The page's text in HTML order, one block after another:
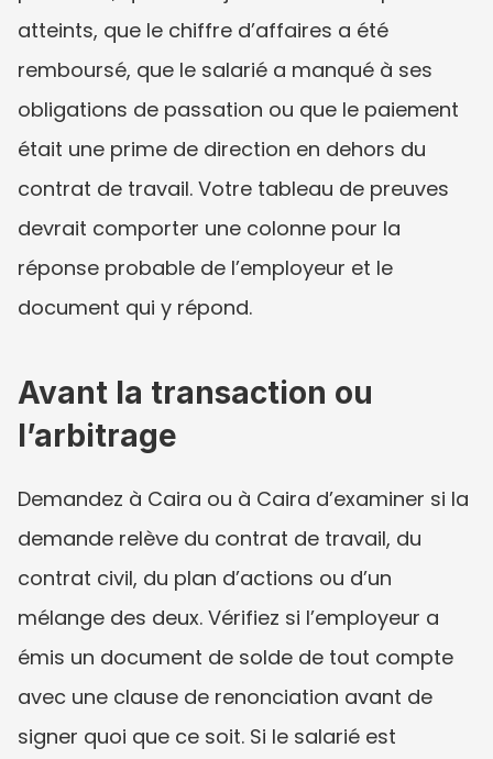
atteints, que le chiffre d’affaires a été
remboursé, que le salarié a manqué à ses
obligations de passation ou que le paiement
était une prime de direction en dehors du
contrat de travail. Votre tableau de preuves
devrait comporter une colonne pour la
réponse probable de l’employeur et le
document qui y répond.
Avant la transaction ou
l’arbitrage
Demandez à Caira ou à Caira d’examiner si la
demande relève du contrat de travail, du
contrat civil, du plan d’actions ou d’un
mélange des deux. Vérifiez si l’employeur a
émis un document de solde de tout compte
avec une clause de renonciation avant de
signer quoi que ce soit. Si le salarié est